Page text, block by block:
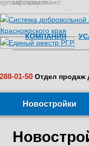
застраховано:
КОМПАНИЯ
288-01-50 Отдел продаж
Новостройки